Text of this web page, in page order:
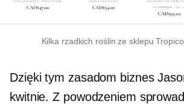
Kilka rzadkich roślin ze sklepu
Dzięki tym zasadom biznes
kwitnie. Z powodzeniem